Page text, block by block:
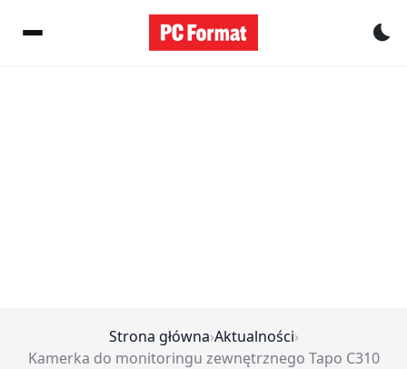
Strona główna›Aktualności›
Kamerka do monitoringu zewnętrznego Tapo C310